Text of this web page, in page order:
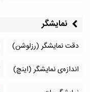
نمایشگر
دقت نمایشگر (رزلوشن)
اندازه‌ی نمایشگر (اینچ)